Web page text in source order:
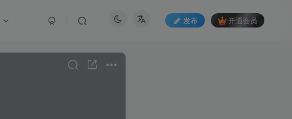
发布 开通会员